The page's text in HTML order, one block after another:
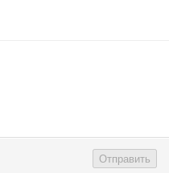
Отправить